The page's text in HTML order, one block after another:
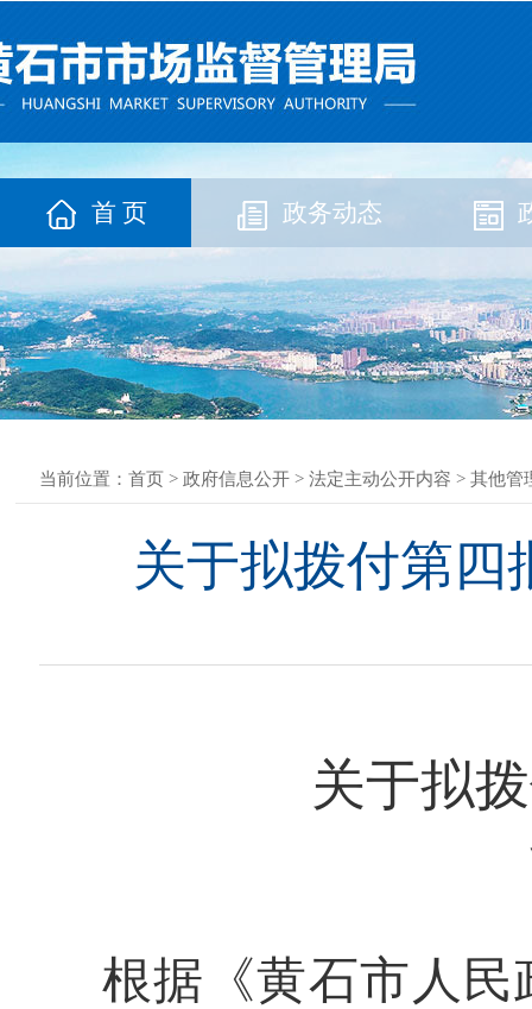
首 页 政务动态
当前位置： 首页 > 政府信息公开 > 法定主动公开内容 > 其他管
关于拟拨付第四
关于拟
根据《黄石市人